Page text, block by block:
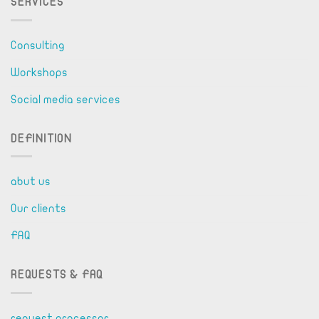
SERVICES
Consulting
Workshops
Social media services
DEFINITION
abut us
Our clients
FAQ
REQUESTS & FAQ